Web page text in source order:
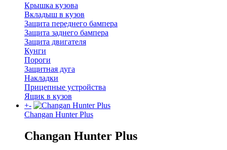
Крышка кузова
Вкладыш в кузов
Защита переднего бампера
Защита заднего бампера
Защита двигателя
Кунги
Пороги
Защитная дуга
Накладки
Прицепные устройства
Ящик в кузов
+-
Changan Hunter Plus
Changan Hunter Plus